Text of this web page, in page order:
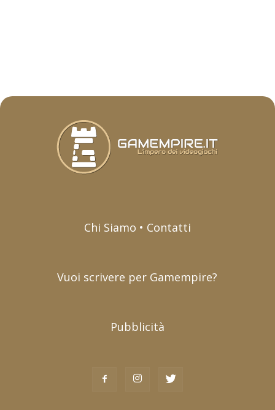
Chi Siamo • Contatti
Vuoi scrivere per Gamempire?
Pubblicità